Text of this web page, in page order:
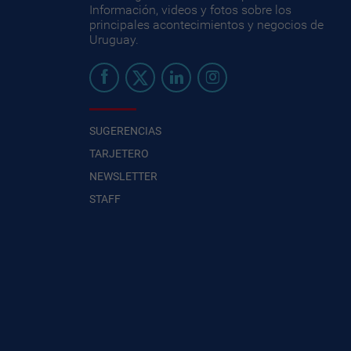
Información, videos y fotos sobre los
principales acontecimientos y negocios de
Uruguay.
SUGERENCIAS
TARJETERO
NEWSLETTER
STAFF